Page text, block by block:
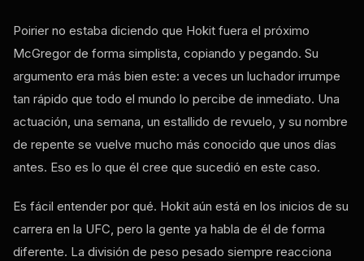
Poirier no estaba diciendo que Hokit fuera el próximo
McGregor de forma simplista, copiando y pegando. Su
argumento era más bien este: a veces un luchador irrumpe
tan rápido que todo el mundo lo percibe de inmediato. Una
actuación, una semana, un estallido de revuelo, y su nombre
de repente se vuelve mucho más conocido que unos días
antes. Eso es lo que él cree que sucedió en este caso.
Es fácil entender por qué. Hokit aún está en los inicios de su
carrera en la UFC, pero la gente ya habla de él de forma
diferente. La división de peso pesado siempre reacciona